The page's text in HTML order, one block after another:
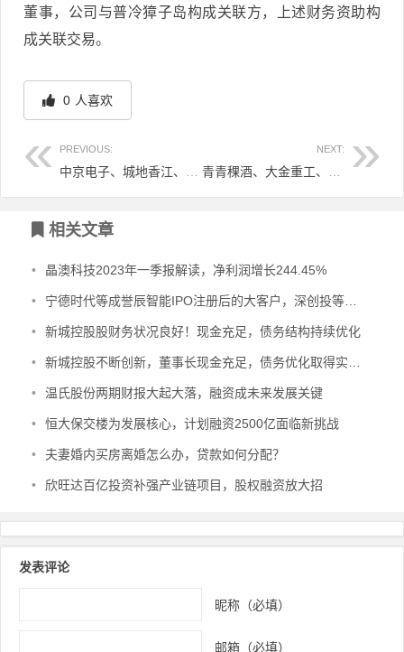
董事，公司与普冷獐子岛构成关联方，上述财务资助构
成关联交易。
0 人喜欢
PREVIOUS: NEXT:
文章导航
相关文章
• 晶澳科技2023年一季报解读，净利润增长244.45%
• 宁德时代等成誉辰智能IPO注册后的大客户，深创投等为其股东
• 新城控股股财务状况良好！现金充足，债务结构持续优化
• 新城控股不断创新，董事长现金充足，债务优化取得实质性进展
• 温氏股份两期财报大起大落，融资成未来发展关键
• 恒大保交楼为发展核心，计划融资2500亿面临新挑战
• 夫妻婚内买房离婚怎么办，贷款如何分配？
• 欣旺达百亿投资补强产业链项目，股权融资放大招
发表评论
昵称（必填）
邮箱（必填）